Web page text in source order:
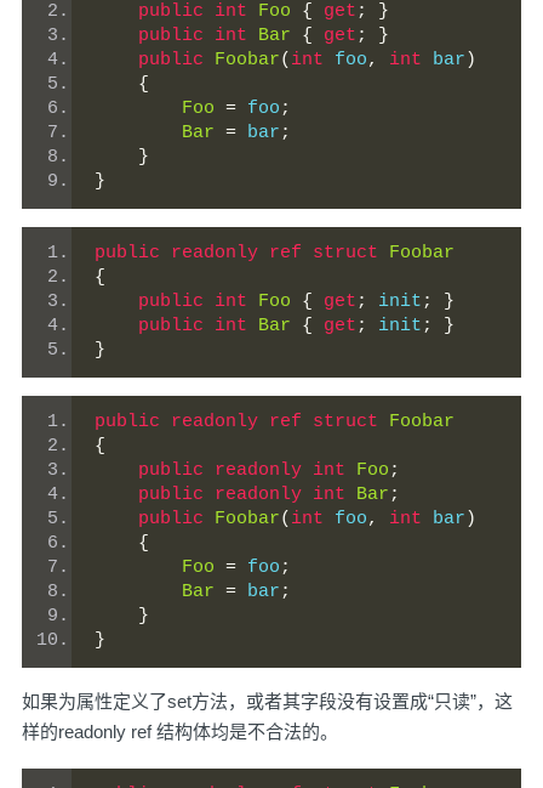
public
int Foo { get ;
}
public
int Bar { get ;
}
public
Foobar( int foo, int bar )
{
Foo = foo ;
Bar = bar ;
}
}
public readonly ref struct
Foobar
{
public
int Foo { get ; init ;
}
public
int Bar { get ; init ;
}
}
public readonly ref struct
Foobar
{
public
readonly int Foo ;
public
readonly int Bar ;
public
Foobar( int foo, int bar )
{
Foo = foo ;
Bar = bar ;
}
}
如果为属性定义了set方法，或者其字段没有设置成“只读”，这
样的readonly ref 结构体均是不合法的。